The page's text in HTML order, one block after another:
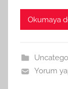
Okumaya
Yorum